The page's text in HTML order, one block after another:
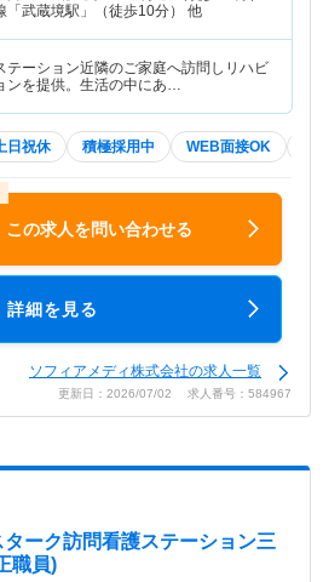
「武蔵境駅」（徒歩10分） 他
テーション近隣のご家庭へ訪問しリハビ
ンを提供。生活の中にあ…
日祝休 積極採用中 WEB面接OK
この求人を問い合わせる
詳細を見る
ソフィアメディ株式会社の求人一覧
更新日：2026/07/02 求人番号：584967
ーク訪問看護ステーション三
職員)